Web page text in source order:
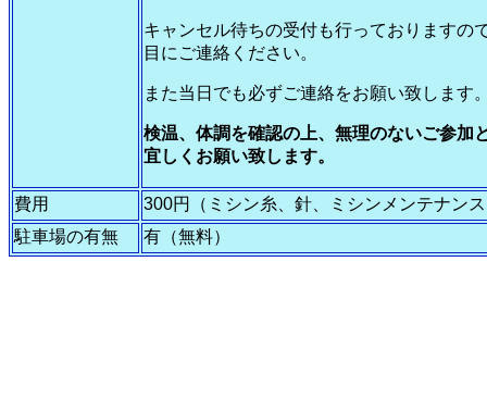
キャンセル待ちの受付も行っておりますの
目にご連絡ください。
また当日でも必ずご連絡をお願い致します
検温、体調を確認の上、無理のないご参加
宜しくお願い致します。
費用
300円（ミシン糸、針、ミシンメンテナン
駐車場の有無
有（無料）